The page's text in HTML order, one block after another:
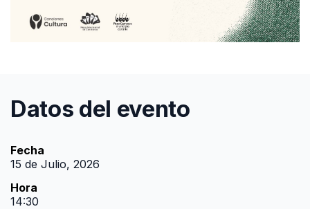
Datos del evento
Fecha
15 de Julio, 2026
Hora
14:30